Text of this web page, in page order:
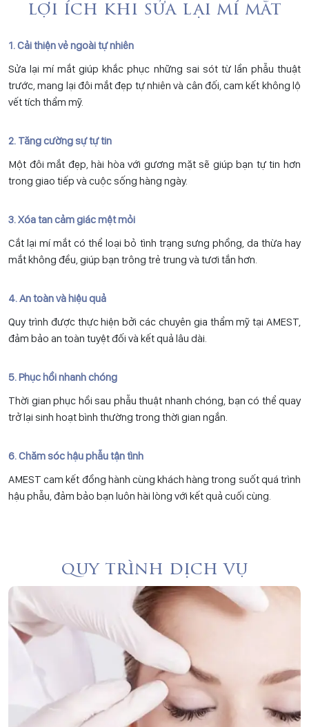
lợi ích khi sửa lại mí mắt
1. Cải thiện vẻ ngoài tự nhiên
Sửa lại mí mắt giúp khắc phục những sai sót từ lần phẫu thuật
trước, mang lại đôi mắt đẹp tự nhiên và cân đối, cam kết không lộ
vết tích thẩm mỹ.
2. Tăng cường sự tự tin
Một đôi mắt đẹp, hài hòa với gương mặt sẽ giúp bạn tự tin hơn
trong giao tiếp và cuộc sống hàng ngày.
3. Xóa tan cảm giác mệt mỏi
Cắt lại mí mắt có thể loại bỏ tình trạng sưng phồng, da thừa hay
mắt không đều, giúp bạn trông trẻ trung và tươi tắn hơn.
4. An toàn và hiệu quả
Quy trình được thực hiện bởi các chuyên gia thẩm mỹ tại AMEST,
đảm bảo an toàn tuyệt đối và kết quả lâu dài.
5. Phục hồi nhanh chóng
Thời gian phục hồi sau phẫu thuật nhanh chóng, bạn có thể quay
trở lại sinh hoạt bình thường trong thời gian ngắn.
6. Chăm sóc hậu phẫu tận tình
AMEST cam kết đồng hành cùng khách hàng trong suốt quá trình
hậu phẫu, đảm bảo bạn luôn hài lòng với kết quả cuối cùng.
quy trình dịch vụ